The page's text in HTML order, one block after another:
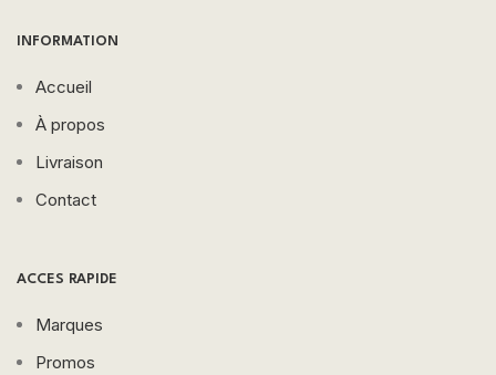
INFORMATION
Accueil
À propos
Livraison
Contact
ACCES RAPIDE
Marques
Promos